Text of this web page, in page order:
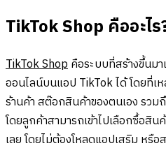
TikTok Shop คืออะไร
TikTok Shopคือระบบที่สร้างขึ้นม
ออนไลน์บนแอป TikTok ได้ โดยที่เ
ร้านค้า สต๊อกสินค้าของตนเอง รวม
โดยลูกค้าสามารถเข้าไปเลือกซื้อสิ
เลย โดยไม่ต้องโหลดแอปเสริม หรื